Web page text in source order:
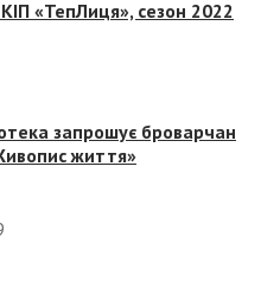
«ТепЛиця», сезон 2022
запрошує броварчан
життя»